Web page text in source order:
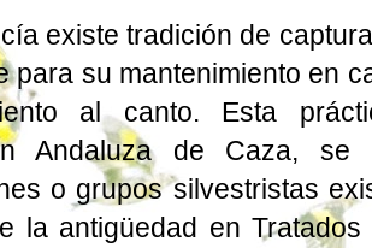
existe tradición de
para su mantenimiento en
al canto. Esta
Andaluza de Caza,
o grupos silvestristas
la antigüedad en